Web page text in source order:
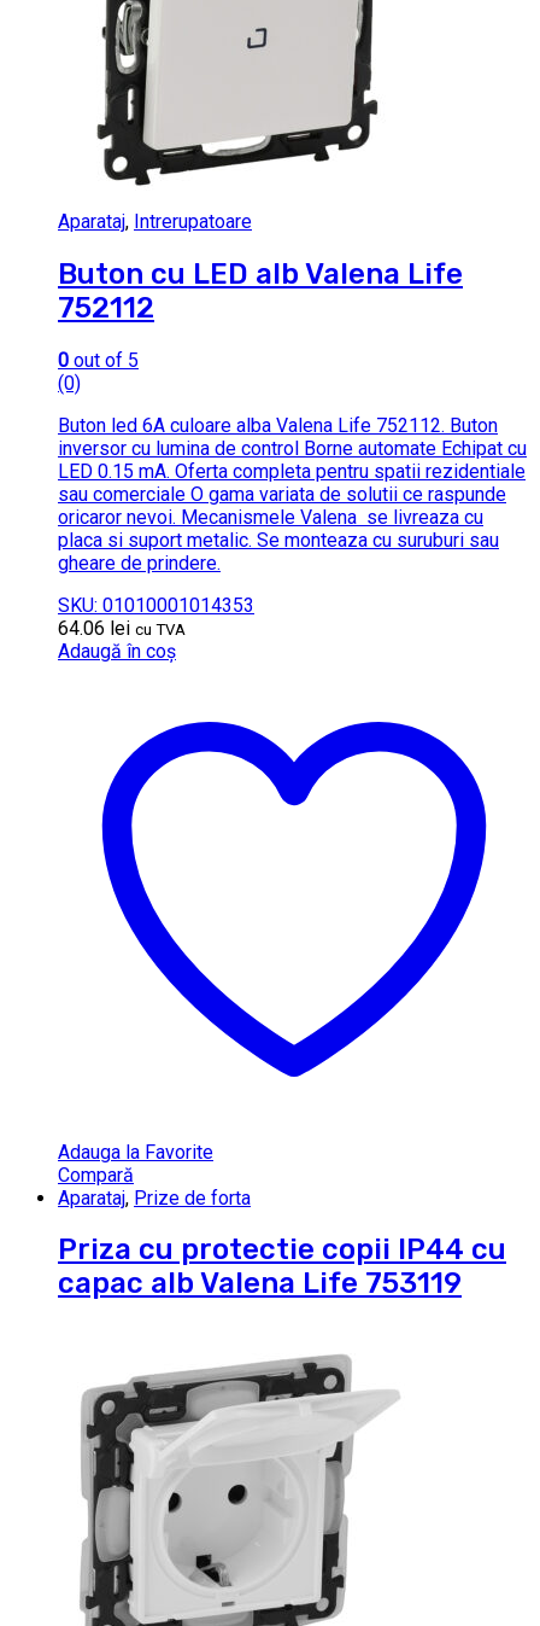
Aparataj, Intrerupatoare
Buton cu LED alb Valena Life
752112
0 out of 5
(0)
Buton led 6A culoare alba Valena Life 752112. Buton
inversor cu lumina de control Borne automate Echipat cu
LED 0.15 mA. Oferta completa pentru spatii rezidentiale
sau comerciale O gama variata de solutii ce raspunde
oricaror nevoi. Mecanismele Valena se livreaza cu
placa si suport metalic. Se monteaza cu suruburi sau
gheare de prindere.
SKU: 01010001014353
64.06 lei cu TVA
Adaugă în coș
Adauga la Favorite
Compară
Aparataj, Prize de forta
Priza cu protectie copii IP44 cu
capac alb Valena Life 753119